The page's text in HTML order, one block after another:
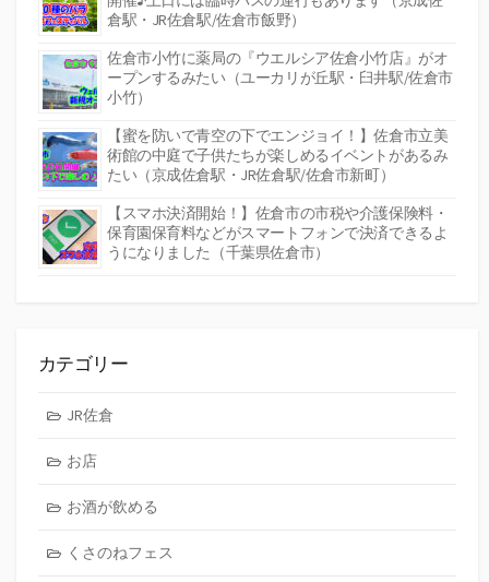
倉駅・JR佐倉駅/佐倉市飯野）
佐倉市小竹に薬局の『ウエルシア佐倉小竹店』がオ
ープンするみたい（ユーカリが丘駅・臼井駅/佐倉市
小竹）
【蜜を防いで青空の下でエンジョイ！】佐倉市立美
術館の中庭で子供たちが楽しめるイベントがあるみ
たい（京成佐倉駅・JR佐倉駅/佐倉市新町）
【スマホ決済開始！】佐倉市の市税や介護保険料・
保育園保育料などがスマートフォンで決済できるよ
うになりました（千葉県佐倉市）
カテゴリー
JR佐倉
お店
お酒が飲める
くさのねフェス